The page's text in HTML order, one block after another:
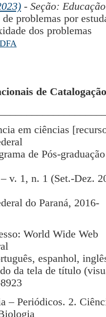
- Seção:
problemas por
dos problemas
de
em ciências
de Pós-
v. 1, n. 1 (Set.-Dez.
do Paraná, 2016-
World Wide Web
espanhol,
da tela de título
2.